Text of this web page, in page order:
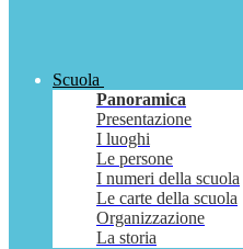
Scuola
Panoramica
Presentazione
I luoghi
Le persone
I numeri della scuola
Le carte della scuola
Organizzazione
La storia